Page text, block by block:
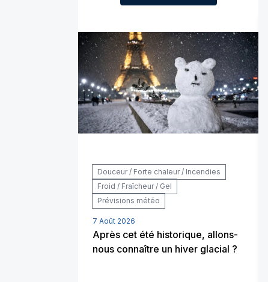
Douceur / Forte chaleur / Incendies
Froid / Fraîcheur / Gel
Prévisions météo
7 Août 2026
Après cet été historique, allons-
nous connaître un hiver glacial ?